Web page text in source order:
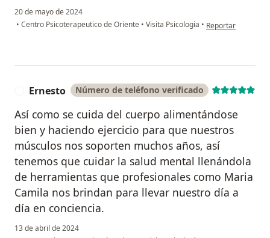
20 de mayo de 2024
• Centro Psicoterapeutico de Oriente • Visita Psicología • en opinión del
Reportar
Ernesto Número de teléfono verificado
Así como se cuida del cuerpo alimentándose
bien y haciendo ejercicio para que nuestros
músculos nos soporten muchos años, así
tenemos que cuidar la salud mental llenándola
de herramientas que profesionales como Maria
Camila nos brindan para llevar nuestro día a
día en conciencia.
13 de abril de 2024